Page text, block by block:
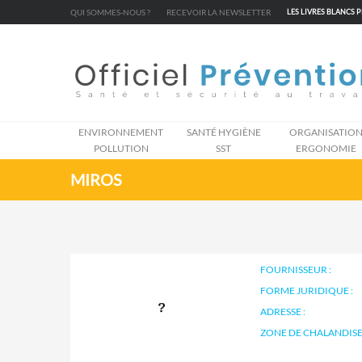
QUI SOMMES-NOUS ? RECEVOIR LA NEWSLETTER LES LIVRES BLANCS
ENVIRONNEMENT
POLLUTION
SANTÉ HYGIÈNE
SST
ORGANISATION
ERGONOMIE
MIROS
FOURNISSEUR :
FORME JURIDIQUE :
ADRESSE :
ZONE DE
Cookies management panel